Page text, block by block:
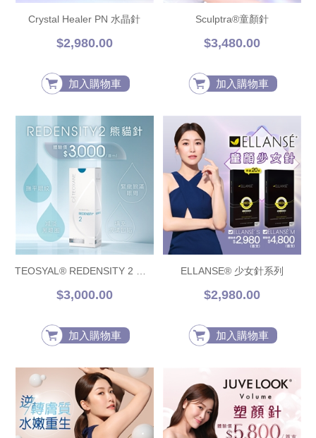
Crystal Healer PN 水晶針
$2,980.00
加入購物車
Sculptra®童顏針
$3,480.00
加入購物車
$3,000.00
加入購物車
ELLANSE® 少女針系列
$2,980.00
加入購物車